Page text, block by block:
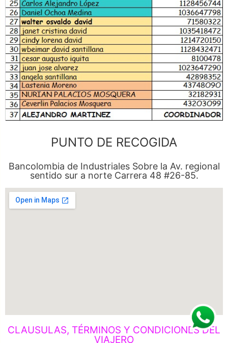
PUNTO DE RECOGIDA
Bancolombia de Industriales Sobre la Av. regional
sentido sur a norte Carrera 48 #26-85.
CLAUSULAS, TÉRMINOS Y CONDICIONES DEL
VIAJERO